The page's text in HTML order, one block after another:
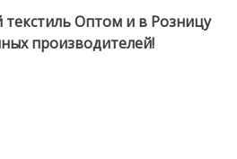
Оптом и в Розницу
производителей!